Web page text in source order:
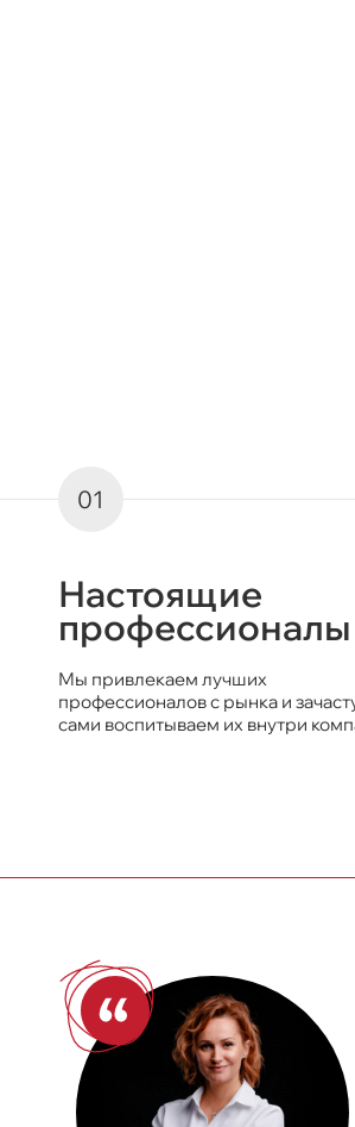
Настоящие
профессионалы
Мы привлекаем лучших
профессионалов с рынка и
сами воспитываем их внутри